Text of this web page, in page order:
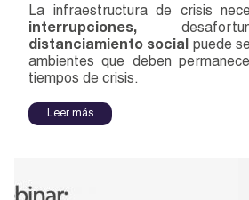
La infraestructura de crisis
interrupciones,
distanciamiento social puede
ambientes que deben
tiempos de crisis.
Leer más